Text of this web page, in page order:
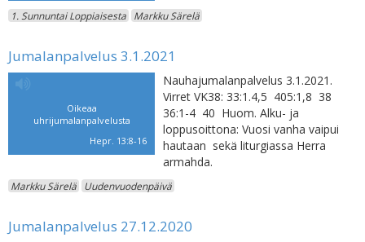
1. Sunnuntai Loppiaisesta Markku Särelä
Jumalanpalvelus 3.1.2021
Oikeaa
uhrijumalanpalvelusta
Hepr. 13:8-16
Nauhajumalanpalvelus 3.1.2021.
Virret VK38: 33:1.4,5 405:1,8 38
36:1-4 40 Huom. Alku- ja
loppusoittona: Vuosi vanha vaipui
hautaan sekä liturgiassa Herra
armahda.
Markku Särelä Uudenvuodenpäivä
Jumalanpalvelus 27.12.2020